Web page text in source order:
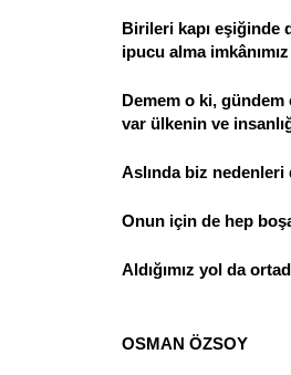
Birileri kapı eşiğinde
ipucu alma
Demem o ki,
var ülkenin ve
Aslında biz nedenleri
Onun için de hep
Aldığımız yol da
OSMAN ÖZSOY